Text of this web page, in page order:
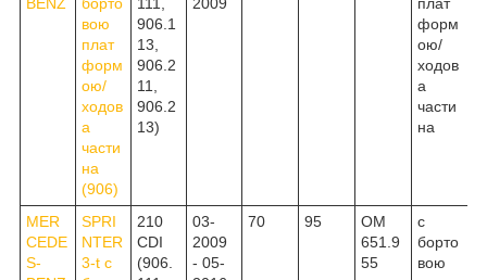
вою
плат
форм
ою/
ходов
а
части
на
(906)
906.1
13,
906.2
11,
906.2
13)
форм
ою/
ходов
а
части
на
MER
CEDE
S-
SPRI
NTER
3-t c
210
CDI
(906.
03-
2009
- 05-
70 95
OM
651.9
55
c
борто
вою